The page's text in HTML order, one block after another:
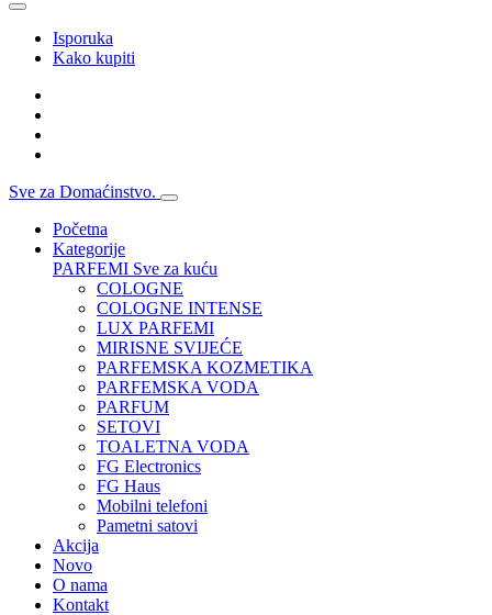
Isporuka
Kako kupiti
Sve za Domaćinstvo.
Početna
Kategorije
PARFEMI Sve za kuću
COLOGNE
COLOGNE INTENSE
LUX PARFEMI
MIRISNE SVIJEĆE
PARFEMSKA KOZMETIKA
PARFEMSKA VODA
PARFUM
SETOVI
TOALETNA VODA
FG Electronics
FG Haus
Mobilni telefoni
Pametni satovi
Akcija
Novo
O nama
Kontakt